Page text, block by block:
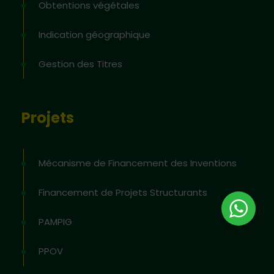
Obtentions végétales
Indication géographique
Gestion des Titres
Projets
Mécanisme de Financement des Inventions
Financement de Projets Structurants
PAMPIG
PPOV